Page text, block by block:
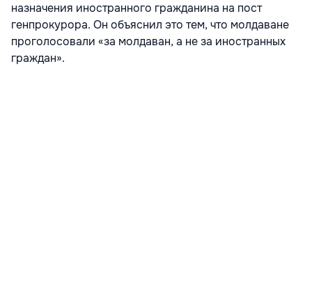
назначения иностранного гражданина на пост
генпрокурора. Он объяснил это тем, что молдаване
проголосовали «за молдаван, а не за иностранных
граждан».